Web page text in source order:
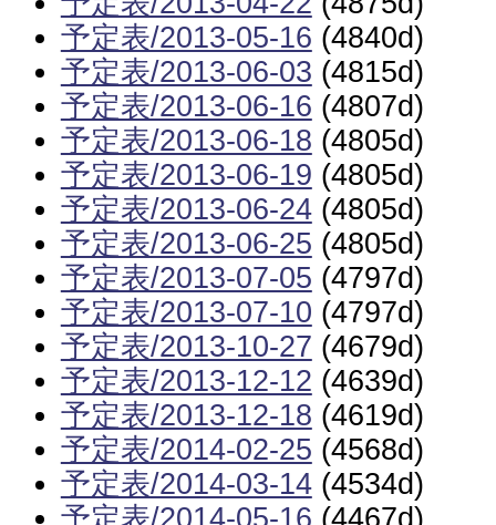
予定表/2013-05-16 (4840d)
予定表/2013-06-03 (4815d)
予定表/2013-06-16 (4807d)
予定表/2013-06-18 (4805d)
予定表/2013-06-19 (4805d)
予定表/2013-06-24(4805d)
予定表/2013-06-25 (4805d)
予定表/2013-07-05 (4797d)
予定表/2013-07-10 (4797d)
予定表/2013-10-27 (4679d)
予定表/2013-12-12 (4639d)
予定表/2013-12-18 (4619d)
予定表/2014-02-25 (4568d)
予定表/2014-03-14(4534d)
予定表/2014-05-16 (4467d)